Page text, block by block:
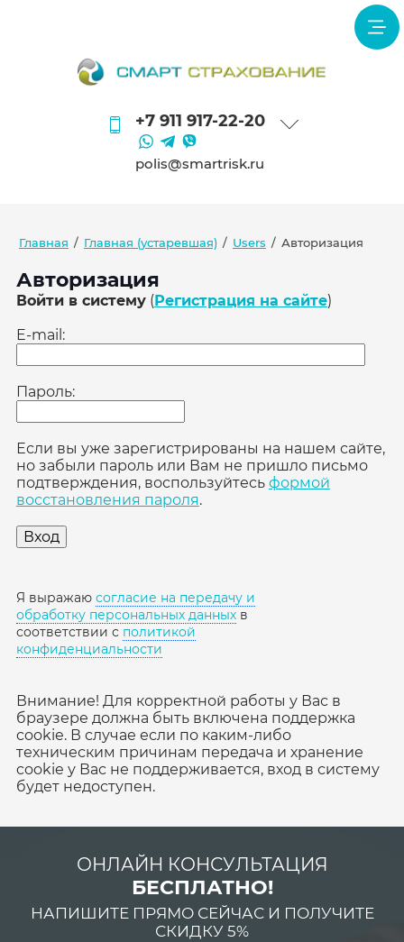
+7 911 917-22-20
polis@smartrisk.ru
Главная / Главная (устаревшая) / Users / Авторизация
Авторизация
Войти в систему( Регистрация на сайте)
E-mail:
Пароль:
Если вы уже зарегистрированы на нашем сайте,
но забыли пароль или Вам не пришло письмо
подтверждения, воспользуйтесь формой
восстановления пароля.
Я выражаю согласие на передачу и
обработку персональных данныхв
соответствии с политикой
конфиденциальности
Внимание! Для корректной работы у Вас в
браузере должна быть включена поддержка
cookie. В случае если по каким-либо
техническим причинам передача и хранение
cookie у Вас не поддерживается, вход в систему
будет недоступен.
ОНЛАЙН КОНСУЛЬТАЦИЯ
БЕСПЛАТНО!
НАПИШИТЕ ПРЯМО СЕЙЧАС И ПОЛУЧИТЕ
СКИДКУ 5%